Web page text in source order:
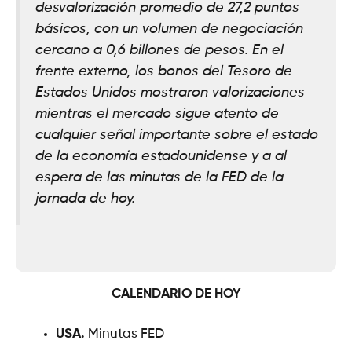
desvalorización promedio de 27,2 puntos
básicos, con un volumen de negociación
cercano a 0,6 billones de pesos. En el
frente externo, los bonos del Tesoro de
Estados Unidos mostraron valorizaciones
mientras el mercado sigue atento de
cualquier señal importante sobre el estado
de la economía estadounidense y a al
espera de las minutas de la FED de la
jornada de hoy.
CALENDARIO DE HOY
USA. Minutas FED